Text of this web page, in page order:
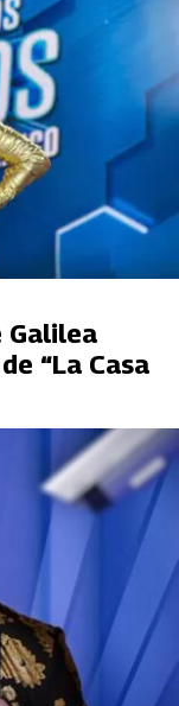
Galilea
“La Casa